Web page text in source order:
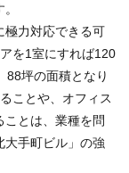
極力対応できる可
を1室にすれば120
88坪の面積となり
ことや、オフィス
ことは、業種を問
大手町ビル」の強